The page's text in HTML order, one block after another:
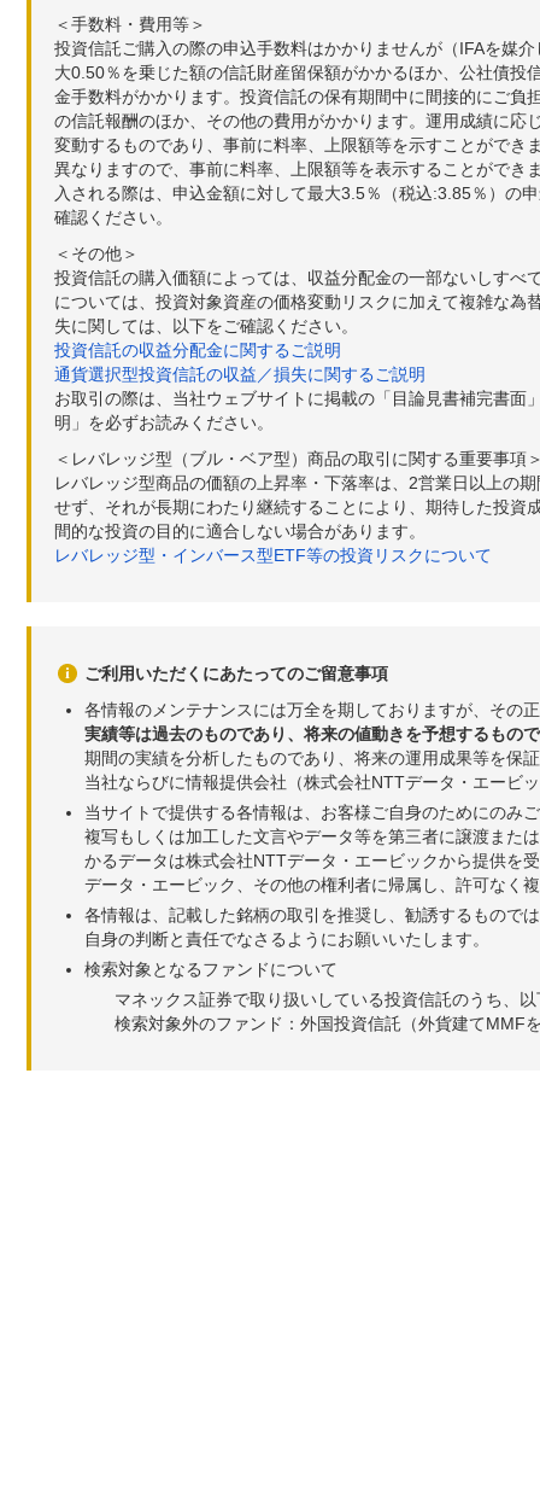
＜手数料・費用等＞
投資信託ご購入の際の申込手数料はかかりませんが（IFAを媒
大0.50％を乗じた額の信託財産留保額がかかるほか、公社債
金手数料がかかります。投資信託の保有期間中に間接的にご
の信託報酬のほか、その他の費用がかかります。運用成績に
変動するものであり、事前に料率、上限額等を示すことがで
異なりますので、事前に料率、上限額等を表示することがで
入される際は、申込金額に対して最大3.5％（税込:3.85％）の
確認ください。
＜その他＞
投資信託の購入価額によっては、収益分配金の一部ないしす
については、投資対象資産の価格変動リスクに加えて複雑な
失に関しては、以下をご確認ください。
投資信託の収益分配金に関するご説明
通貨選択型投資信託の収益／損失に関するご説明
お取引の際は、当社ウェブサイトに掲載の「目論見書補完書
明」を必ずお読みください。
＜レバレッジ型（ブル・ベア型）商品の取引に関する重要事項
レバレッジ型商品の価額の上昇率・下落率は、2営業日以上の
せず、それが長期にわたり継続することにより、期待した投
間的な投資の目的に適合しない場合があります。
レバレッジ型・インバース型ETF等の投資リスクについて
ご利用いただくにあたってのご留意事項
各情報のメンテナンスには万全を期しておりますが、その
実績等は過去のものであり、将来の値動きを予想するもの
期間の実績を分析したものであり、将来の運用成果等を保
当社ならびに情報提供会社（株式会社NTTデータ・エービ
当サイトで提供する各情報は、お客様ご自身のためにのみ
複写もしくは加工した文言やデータ等を第三者に譲渡また
かるデータは株式会社NTTデータ・エービックから提供を
データ・エービック、その他の権利者に帰属し、許可なく
各情報は、記載した銘柄の取引を推奨し、勧誘するもので
自身の判断と責任でなさるようにお願いいたします。
検索対象となるファンドについて
マネックス証券で取り扱いしている投資信託のうち、
検索対象外のファンド：外国投資信託（外貨建てMMF